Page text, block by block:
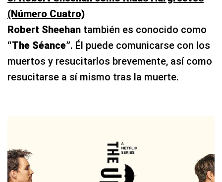
(Número Cuatro)
Robert Sheehan también es conocido como
“The Séance”. Él puede comunicarse con los
muertos y resucitarlos brevemente, así como
resucitarse a sí mismo tras la muerte.